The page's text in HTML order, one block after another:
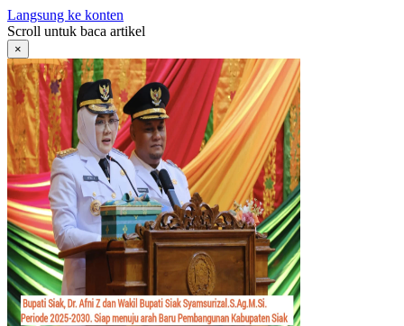
Langsung ke konten
Scroll untuk baca artikel
×